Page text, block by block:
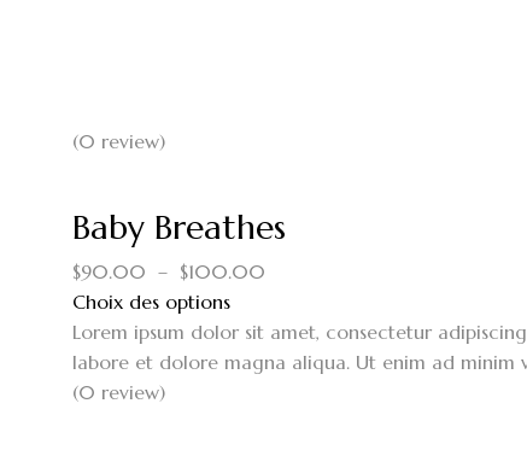
(0 review)
Baby Breathes
$90.00 – $100.00
Choix des options
Lorem ipsum dolor sit amet, consectetur
labore et dolore magna aliqua. Ut enim ad minim
(0 review)